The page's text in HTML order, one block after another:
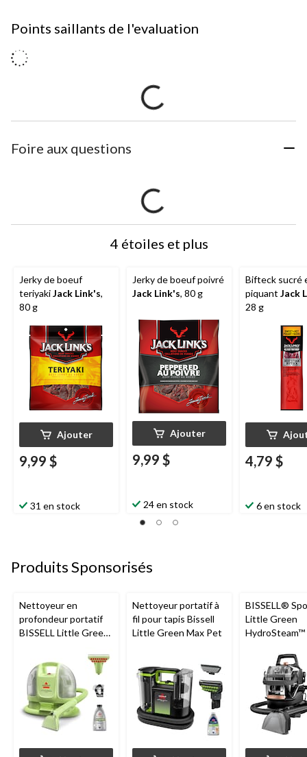
Points saillants de l'evaluation
Foire aux questions
4 étoiles et plus
Jerky de boeuf
teriyakiJack Link's,
80 g
Ajouter
9,99 $
31 en stock
Jerky de boeuf poivré
Jack Link's, 80 g
Ajouter
9,99 $
24 en stock
Bifteck sucré
piquant Jack
28 g
4,79 $
6 en stock
Produits Sponsorisés
Nettoyeur en
profondeur portatif
BISSELL Little Green
tapis et tissus
d'ameublement
Nettoyeur portatif à
fil pour tapis Bissell
Little Green Max Pet
BISSELL®
Little Green
nettoyage en
profondeur
animaux de
compagnie